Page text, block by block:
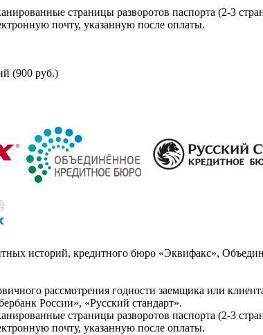
страницы разворотов паспорта (2-3
почту, указанную после оплаты.
(900 руб.)
историй, кредитного бюро «Эквифакс»,
рассмотрения годности заемщика или
России», «Русский стандарт».
страницы разворотов паспорта (2-3
почту, указанную после оплаты.